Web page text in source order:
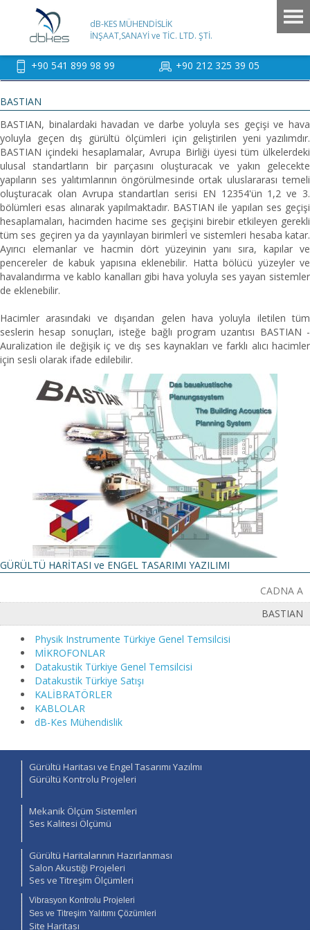
dB-KES MÜHENDİSLİK
İNŞAAT,SANAYİ ve TİC. LTD. ŞTİ.
+90 541 899 98 99 +90 212 325 39 05
BASTIAN
BASTIAN, binalardaki havadan ve darbe yoluyla ses geçişi ve hava
yoluyla geçen dış gürültü ölçümleri için geliştirilen yeni yazılımdır.
BASTIAN içindeki hesaplamalar, Avrupa Birliği üyesi tüm ülkelerdeki
ulusal standartların bir parçasını oluşturacak ve yakın gelecekte
yapıların ses yalıtımlarının öngörülmesinde ortak uluslararası temeli
oluşturacak olan Avrupa standartları serisi EN 12354'ün 1,2 ve 3.
bölümleri esas alınarak yapılmaktadır. BASTIAN ile yapılan ses geçişi
hesaplamaları, hacimden hacime ses geçişini birebir etkileyen gerekli
tüm ses geçiren ya da yayınlayan birimlerİ ve sistemleri hesaba katar.
Ayırıcı elemanlar ve hacmin dört yüzeyinin yanı sıra, kapılar ve
pencereler de kabuk yapısına eklenebilir. Hatta bölücü yüzeyler ve
havalandırma ve kablo kanalları gibi hava yoluyla ses yayan sistemler
de eklenebilir.
Hacimler arasındaki ve dışarıdan gelen hava yoluyla iletilen tüm
seslerin hesap sonuçları, isteğe bağlı program uzantısı BASTIAN -
Auralization ile değişik iç ve dış ses kaynakları ve farklı alıcı hacimler
için sesli olarak ifade edilebilir.
GÜRÜLTÜ HARİTASI ve ENGEL TASARIMI YAZILIMI
CADNA A
BASTIAN
Physik Instrumente Türkiye Genel Temsilcisi
MİKROFONLAR
Datakustik Türkiye Genel Temsilcisi
Datakustik Türkiye Satışı
KALİBRATÖRLER
KABLOLAR
dB-Kes Mühendislik
Gürültü Haritası ve Engel Tasarımı Yazılmı
Gürültü Kontrolu Projeleri
Mekanik Ölçüm Sistemleri
Ses Kalitesi Ölçümü
Gürültü Haritalarının Hazırlanması
Salon Akustiği Projeleri
Ses ve Titreşim Ölçümleri
Vibrasyon Kontrolu Projeleri
Ses ve Titreşim Yalıtımı Çözümleri
Site Haritası